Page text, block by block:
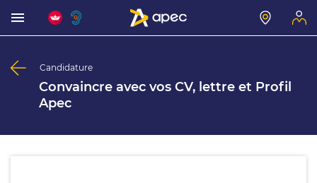
Candidature
Convaincre avec vos CV, lettre et Profil
Apec